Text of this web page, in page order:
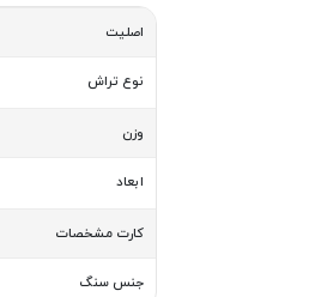
اصلیت
نوع تراش
وزن
ابعاد
کارت مشخصات
جنس سنگ